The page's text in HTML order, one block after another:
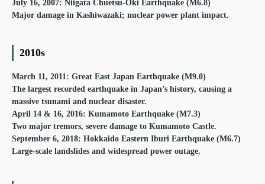
July 16, 2007: Niigata Chuetsu-Oki Earthquake (M6.8)
Major damage in Kashiwazaki; nuclear power plant impact.
2010s
March 11, 2011: Great East Japan Earthquake (M9.0)
The largest recorded earthquake in Japan’s history, causing a
massive tsunami and nuclear disaster.
April 14 & 16, 2016: Kumamoto Earthquake (M7.3)
Two major tremors, severe damage to Kumamoto Castle.
September 6, 2018: Hokkaido Eastern Iburi Earthquake (M6.7)
Large-scale landslides and widespread power outage.